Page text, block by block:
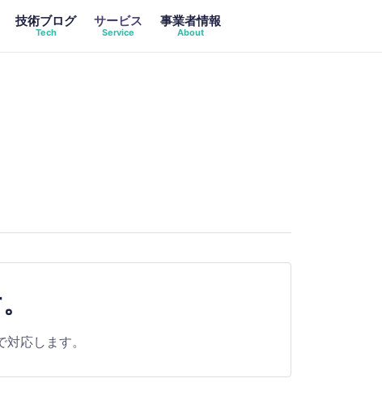
技術ブログ
Tech
サービス
Service
事業者情報
About
応します。